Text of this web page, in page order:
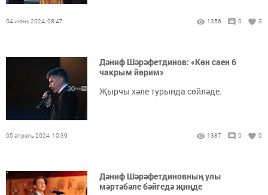
04 июнь 2024, 08:47 1356 0 3
Дәниф Шәрәфетдинов: «Көн саен 6
чакрым йөрим»
Җырчы хәле турында сөйләде.
05 апрель 2024, 10:39 1387 0 0
Дәниф Шәрәфетдиновның улы
мәртәбәле бәйгедә җиңде